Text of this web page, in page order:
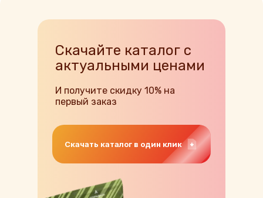
Скачайте каталог с
актуальными ценами
И получите скидку 10% на
первый заказ
Скачать каталог в один клик